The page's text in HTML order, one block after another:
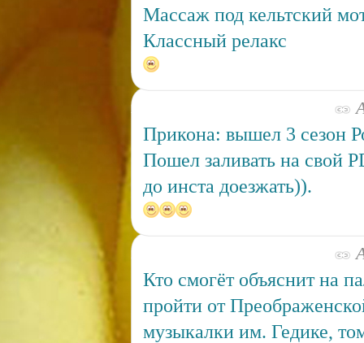
Массаж под кельтский
Классный релакс
Прикона: вышел 3 сезон
Пошел заливать на свой
до инста доезжать)).
Кто смогёт объяснит на
пройти от
музыкалки им. Гедике,